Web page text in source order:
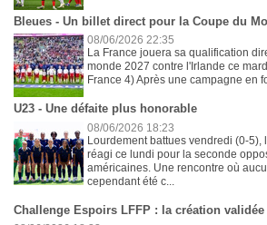
Bleues - Un billet direct pour la Coupe du
08/06/2026 22:35
La France jouera sa qualification
monde 2027 contre l'Irlande ce
France 4) Après une campagne en
U23 - Une défaite plus honorable
08/06/2026 18:23
Lourdement battues vendredi (0-5),
réagi ce lundi pour la seconde
américaines. Une rencontre où
cependant été c...
Challenge Espoirs LFFP : la création validée